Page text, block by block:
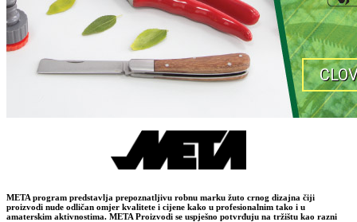
META program predstavlja prepoznatljivu robnu marku žuto crnog dizajna čiji
proizvodi nude odličan omjer kvalitete i cijene kako u profesionalnim tako i u
amaterskim aktivnostima. META Proizvodi se uspješno potvrđuju na tržištu kao razni